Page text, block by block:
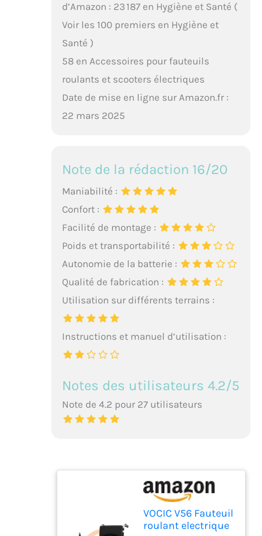
d’Amazon : 23 187 en Hygiène et Santé (
Voir les 100 premiers en Hygiène et
Santé )
58 en Accessoires pour fauteuils
roulants et scooters électriques
Date de mise en ligne sur Amazon.fr :
22 mars 2025
Note de la rédaction 16/20
Maniabilité :
Confort :
Facilité de montage :
Poids et transportabilité :
Autonomie de la batterie :
Qualité de fabrication :
Utilisation sur différents terrains :
Instructions et manuel d’utilisation :
Notes des utilisateurs 4.2/5
Note de 4.2 pour 27 utilisateurs
VOCIC V56 Fauteuil
roulant electrique